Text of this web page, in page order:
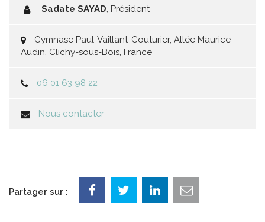
Sadate SAYAD, Président
Gymnase Paul-Vaillant-Couturier, Allée Maurice
Audin, Clichy-sous-Bois, France
06 01 63 98 22
Nous contacter
Partager sur :